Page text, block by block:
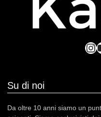
Su di noi
Da oltre 10 anni siamo un